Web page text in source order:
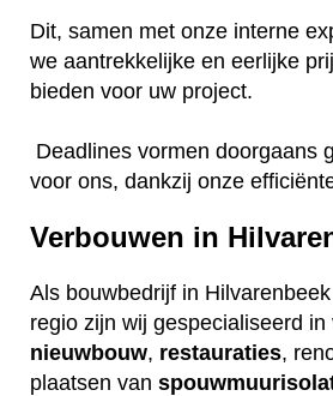
Dit, samen met onze interne
we aantrekkelijke en eerlijke
bieden voor uw project.
Deadlines vormen doorgaans
voor ons, dankzij onze
Verbouwen in
Als bouwbedrijf in
regio zijn wij gespecialiseerd in
nieuwbouw, restauraties,
plaatsen van